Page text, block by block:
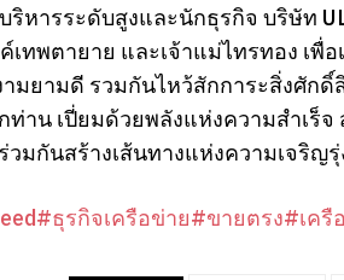
หารระดับสูงและนักธุรกิจ บริษัท
ทพตายาย และเจ้าแม่ไทรทอง เพื่
ยามดี รวมกันไหว้สักการะสิ่งศัก
ท่านเปี่ยมด้วยพลังแห่งความสำเร็
วมกันสร้างเส้นทางแห่งความเจริญ
#ธุรกิจเครือข่าย#ขายตรง#เครื